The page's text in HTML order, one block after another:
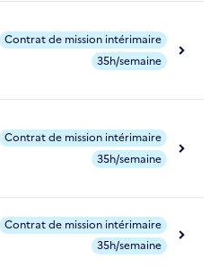
Contrat de mission intérimaire
35h/semaine
Contrat de mission intérimaire
35h/semaine
Contrat de mission intérimaire
35h/semaine